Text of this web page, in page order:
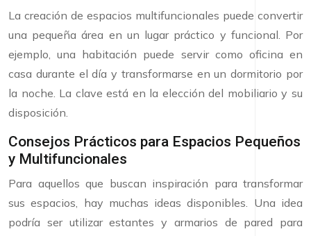
La creación de espacios multifuncionales puede convertir
una pequeña área en un lugar práctico y funcional. Por
ejemplo, una habitación puede servir como oficina en
casa durante el día y transformarse en un dormitorio por
la noche. La clave está en la elección del mobiliario y su
disposición.
Consejos Prácticos para Espacios Pequeños
y Multifuncionales
Para aquellos que buscan inspiración para transformar
sus espacios, hay muchas ideas disponibles. Una idea
podría ser utilizar estantes y armarios de pared para